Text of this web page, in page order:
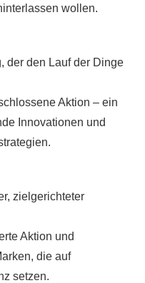
wollen.
der den Lauf der Dinge
Aktion – ein
Innovationen und
zielgerichteter
Aktion und
die auf
setzen.